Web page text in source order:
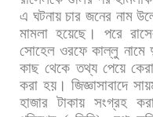
এ ঘটনায় চার জনের নাম
মামলা হয়েছে। পরে
সোহেল ওরফে কাল্লু নামে
কাছ থেকে তথ্য পেয়ে
করা হয়। জিজ্ঞাসাবাদে
হাজার টাকায় সংগ্রহ